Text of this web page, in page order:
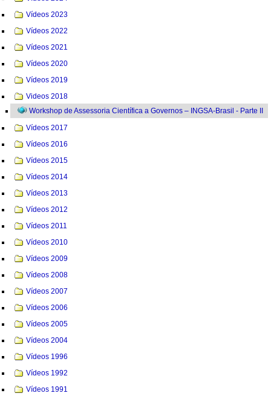
Vídeos 2023
Vídeos 2022
Vídeos 2021
Vídeos 2020
Vídeos 2019
Videos 2018
Workshop de Assessoria Científica a Governos – INGSA-Brasil - Parte II
Vídeos 2017
Vídeos 2016
Vídeos 2015
Vídeos 2014
Vídeos 2013
Vídeos 2012
Vídeos 2011
Vídeos 2010
Vídeos 2009
Vídeos 2008
Vídeos 2007
Vídeos 2006
Vídeos 2005
Vídeos 2004
Vídeos 1996
Vídeos 1992
Vídeos 1991